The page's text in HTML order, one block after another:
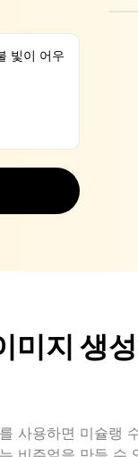
미지 생
사용하면 미슐랭